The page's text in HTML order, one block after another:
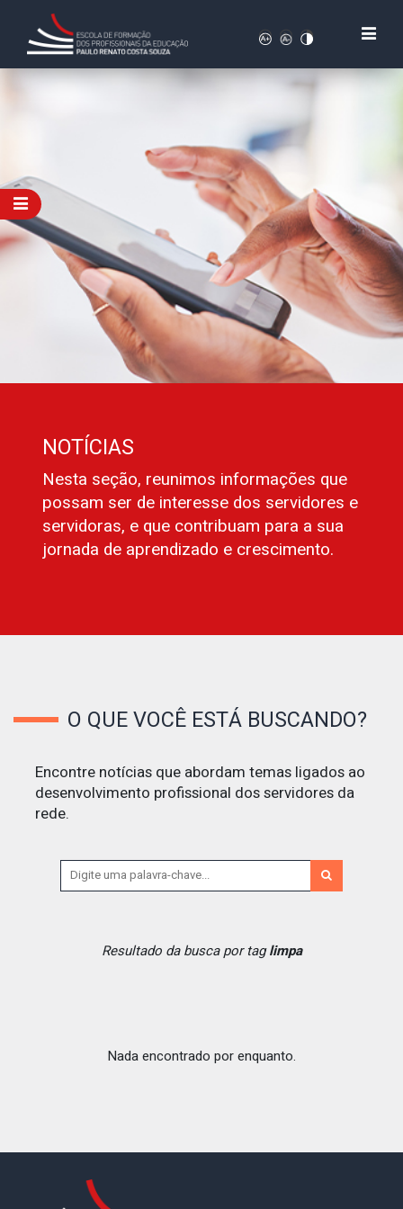
NOTÍCIAS
Nesta seção, reunimos informações que
possam ser de interesse dos servidores e
servidoras, e que contribuam para a sua
jornada de aprendizado e crescimento.
O QUE VOCÊ ESTÁ BUSCANDO?
Encontre notícias que abordam temas ligados ao
desenvolvimento profissional dos servidores da
rede.
Resultado da busca por taglimpa
Nada encontrado por enquanto.